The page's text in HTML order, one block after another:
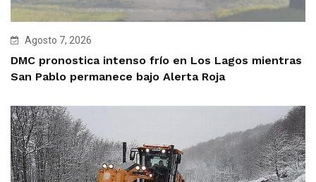
Agosto 7, 2026
DMC pronostica intenso frío en Los Lagos mientras
San Pablo permanece bajo Alerta Roja